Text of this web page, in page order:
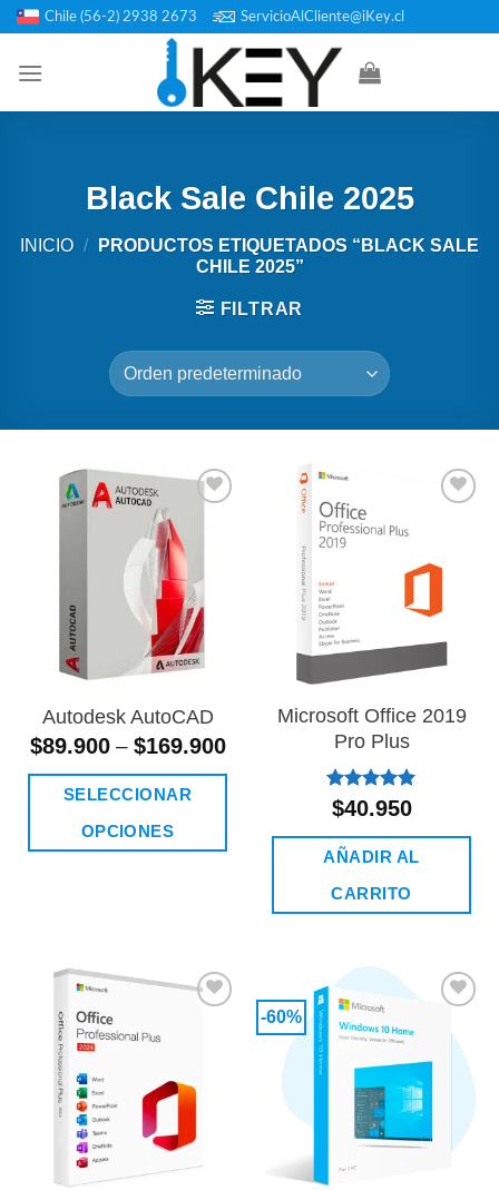
Saltar
contenido
Chile (56-2) 2938 2673 ServicioAlCliente@iKey.cl
Black Sale Chile 2025
INICIO /
PRODUCTOS ETIQUETADOS “BLACK SALE
CHILE 2025”
FILTRAR
lista de
Autodesk AutoCAD
$89.900– $169.900
SELECCIONAR
OPCIONES
múltiples
variantes.
Las
se
pueden
elegir
deseos
Microsoft Office 2019
Pro Plus
Valorado
con5.00
de 5
$40.950
AÑADIR AL
CARRITO
-60%
a la
lista de